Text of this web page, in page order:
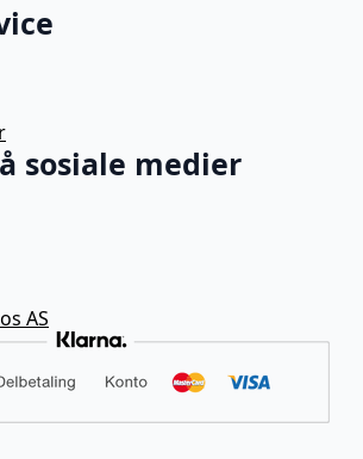
sosiale medier
AS